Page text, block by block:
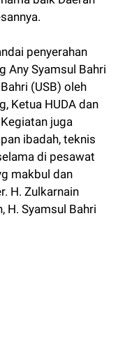
penyerahan
Any Syamsul Bahri
(USB) oleh
Ketua HUDA dan
juga
ibadah, teknis
di pesawat
makbul dan
H. Zulkarnain
H. Syamsul Bahri